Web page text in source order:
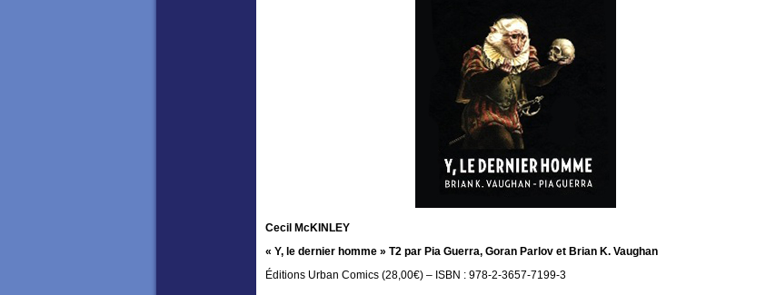
Cecil McKINLEY
« Y, le dernier homme » T2 par Pia Guerra, Goran Parlov et Brian K. Vaughan
Éditions Urban Comics (28,00€) – ISBN : 978-2-3657-7199-3